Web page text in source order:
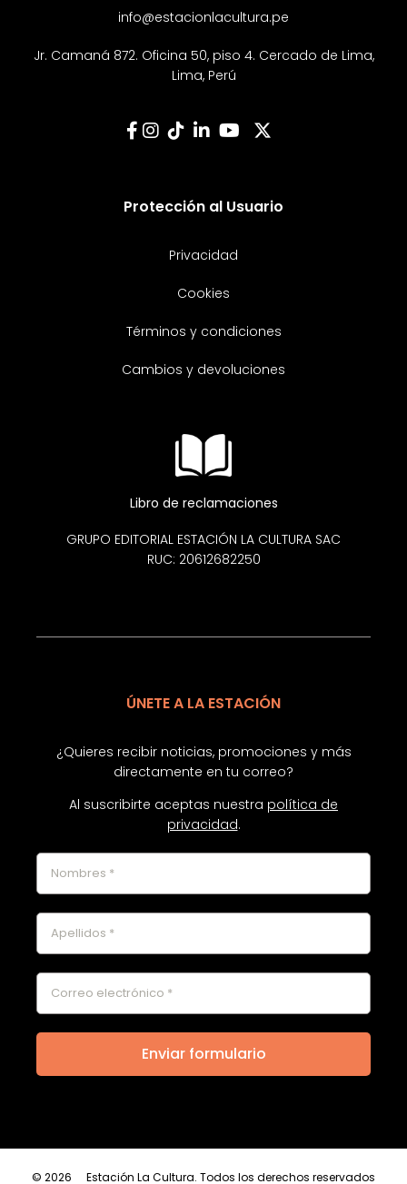
info@estacionlacultura.pe
Jr. Camaná 872. Oficina 50, piso 4. Cercado de Lima,
Lima, Perú
Protección al Usuario
Privacidad
Cookies
Términos y condiciones
Cambios y devoluciones
Libro de reclamaciones
GRUPO EDITORIAL ESTACIÓN LA CULTURA SAC
RUC: 20612682250
ÚNETE A LA ESTACIÓN
¿Quieres recibir noticias, promociones y más
directamente en tu correo?
Al suscribirte aceptas nuestra política de
privacidad.
© 2026 Estación La Cultura. Todos los derechos reservados